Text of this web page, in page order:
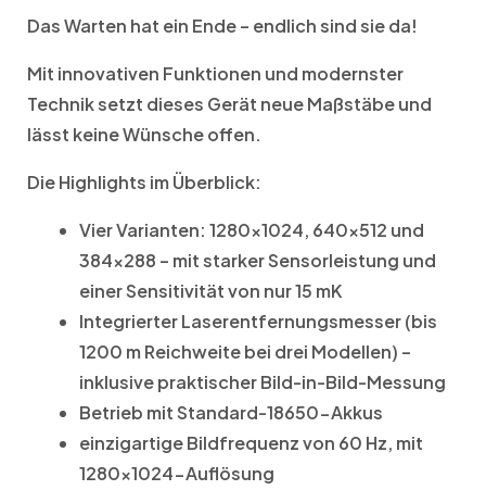
Das Warten hat ein Ende – endlich sind sie da!
Mit innovativen Funktionen und modernster
Technik setzt dieses Gerät neue Maßstäbe und
lässt keine Wünsche offen.
Die Highlights im Überblick:
Vier Varianten: 1280×1024, 640×512 und
384×288 – mit starker Sensorleistung und
einer Sensitivität von nur 15 mK
Integrierter Laserentfernungsmesser (bis
1200 m Reichweite bei drei Modellen) –
inklusive praktischer Bild-in-Bild-Messung
Betrieb mit Standard-18650-Akkus
einzigartige Bildfrequenz von 60 Hz, mit
1280×1024-Auflösung